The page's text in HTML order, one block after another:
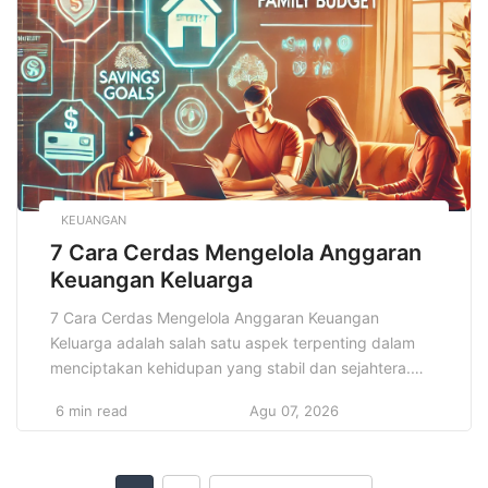
budaya setiap masyarakat. Salah satu cara paling
kuat […]
KEUANGAN
7 Cara Cerdas Mengelola Anggaran
Keuangan Keluarga
7 Cara Cerdas Mengelola Anggaran Keuangan
Keluarga adalah salah satu aspek terpenting dalam
menciptakan kehidupan yang stabil dan sejahtera.
keseimbangan antara pendapatan dan pengeluaran,
6 min read Agu 07, 2026